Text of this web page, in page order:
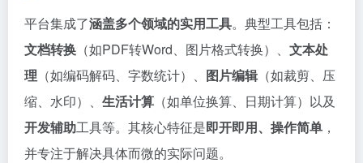
平台集成了涵盖多个领域的实用工具。典型工具包括：
文档转换 （如PDF转Word、图片格式转换）、 文本处
理 （如编码解码、字数统计）、 图片编辑（如裁剪、压
缩、水印）、 生活计算 （如单位换算、日期计算）以及
开发辅助工具等。其核心特征是即开即用、操作简单 ，
并专注于解决具体而微的实际问题。